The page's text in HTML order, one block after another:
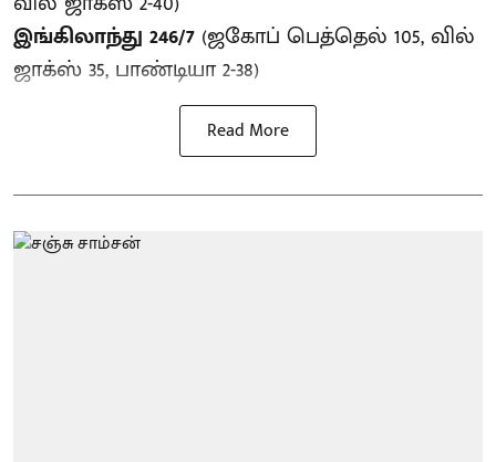
இங்கிலாந்து 246/7 (ஜகோப் பெத்தெல் 105, வில்
ஜாக்ஸ் 35, பாண்டியா 2-38)
Read More